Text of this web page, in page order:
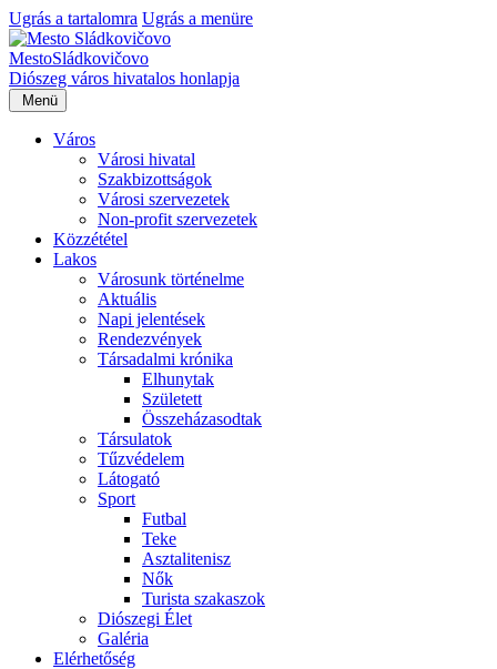
Ugrás a tartalomra Ugrás a menüre
MestoSládkovičovo
Diószeg város hivatalos honlapja
Menü
Város
Városi hivatal
Szakbizottságok
Városi szervezetek
Non-profit szervezetek
Közzététel
Lakos
Városunk történelme
Aktuális
Napi jelentések
Rendezvények
Társadalmi krónika
Elhunytak
Született
Összeházasodtak
Társulatok
Tűzvédelem
Látogató
Sport
Futbal
Teke
Asztalitenisz
Nők
Turista szakaszok
Diószegi Élet
Galéria
Elérhetőség